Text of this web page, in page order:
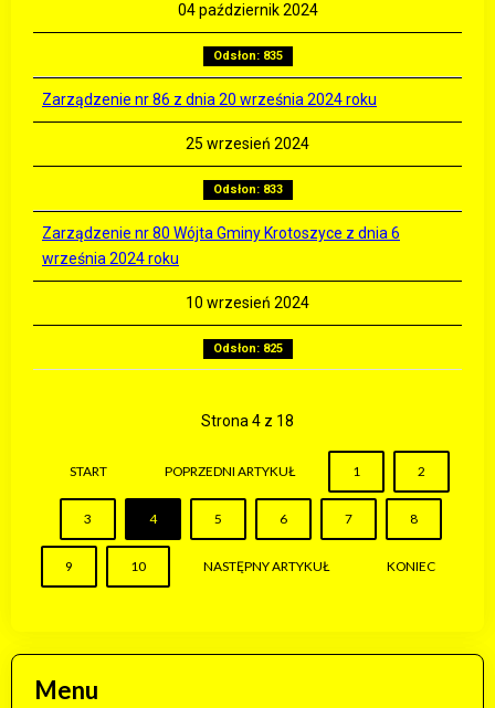
04 październik 2024
Odsłon: 835
Zarządzenie nr 86 z dnia 20 września 2024 roku
25 wrzesień 2024
Odsłon: 833
Zarządzenie nr 80 Wójta Gminy Krotoszyce z dnia 6
września 2024 roku
10 wrzesień 2024
Odsłon: 825
Strona 4 z 18
START POPRZEDNI ARTYKUŁ 1 2
3 4 5 6 7 8
9 10 NASTĘPNY ARTYKUŁ KONIEC
Menu